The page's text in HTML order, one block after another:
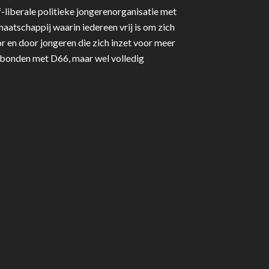
liberale politieke jongerenorganisatie met
waarin iedereen vrij is om zich
en door jongeren die zich inzet voor meer
met D66, maar wel volledig